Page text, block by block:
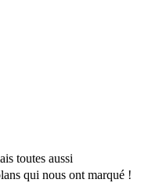
toutes aussi
qui nous ont marqué !